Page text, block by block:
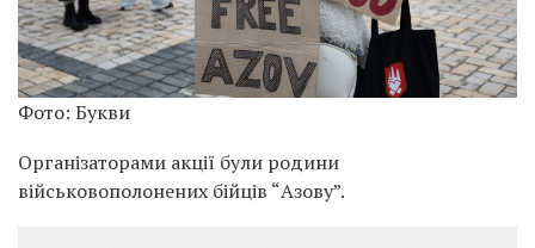
Фото: Букви
Організаторами акції були родини
військовополонених бійців “Азову”.